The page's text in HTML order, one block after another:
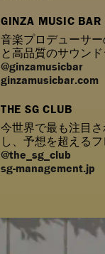
GINZA MUSIC BAR
音楽プロデューサ
と高品質のサウン
@ginzamusicbar
ginzamusicbar.com
THE SG CLUB
今世界で最も注目
し、予想を超える
@the_sg_club
sg-management.jp